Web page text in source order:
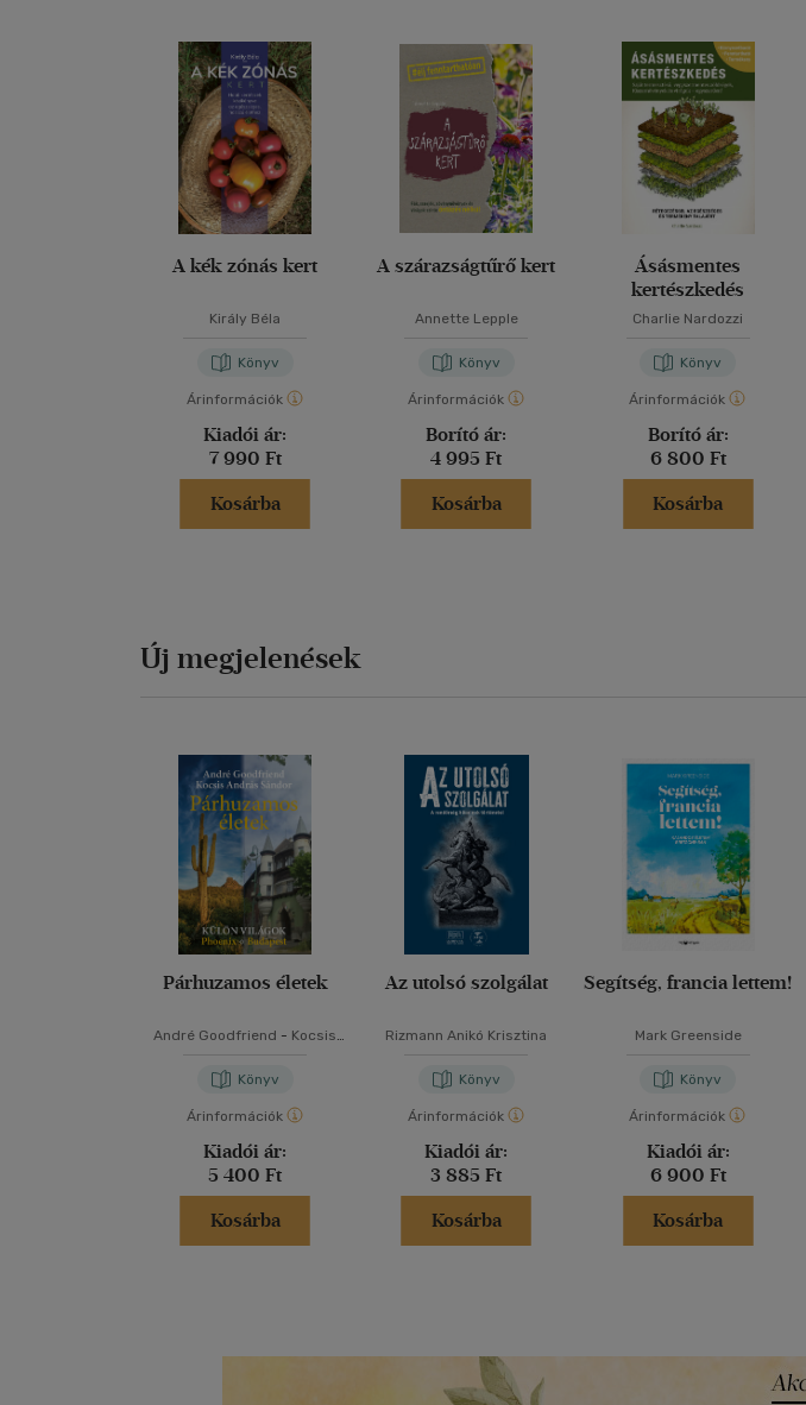
A kék zónás kert
Király Béla
Könyv
Árinformációk
Kiadói ár:
7 990 Ft
Kosárba
A szárazságtűrő kert
Annette Lepple
Könyv
Árinformációk
Borító ár:
4 995 Ft
Kosárba
Ásásmentes
kertészkedés
Charlie Nardozzi
Könyv
Árinformációk
Borító ár:
6 800 Ft
Kosárba
Új megjelenések
Párhuzamos életek
André Goodfriend - Kocsis
Könyv
Árinformációk
Kiadói ár:
5 400 Ft
Kosárba
Az utolsó szolgálat
Rizmann Anikó Krisztina
Könyv
Árinformációk
Kiadói ár:
3 885 Ft
Kosárba
Segítség, francia lettem!
Mark Greenside
Könyv
Árinformációk
Kiadói ár:
6 900 Ft
Kosárba